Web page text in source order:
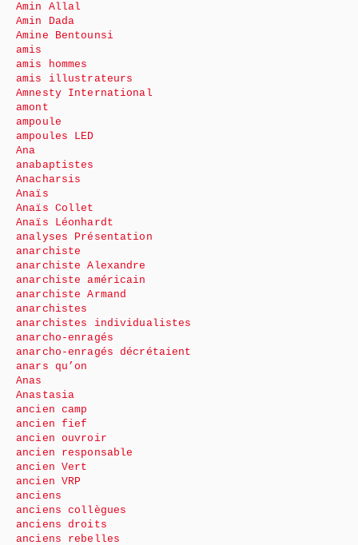
Amin Allal
Amin Dada
Amine Bentounsi
amis
amis hommes
amis illustrateurs
Amnesty International
amont
ampoule
ampoules LED
Ana
anabaptistes
Anacharsis
Anaïs
Anaïs Collet
Anaïs Léonhardt
analyses Présentation
anarchiste
anarchiste Alexandre
anarchiste américain
anarchiste Armand
anarchistes
anarchistes individualistes
anarcho-enragés
anarcho-enragés décrétaient
anars qu’on
Anas
Anastasia
ancien camp
ancien fief
ancien ouvroir
ancien responsable
ancien Vert
ancien VRP
anciens
anciens collègues
anciens droits
anciens rebelles